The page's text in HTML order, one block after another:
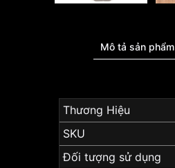
Mô tả sản phẩm
Thương Hiệu
SKU
Đối tượng sử dụng